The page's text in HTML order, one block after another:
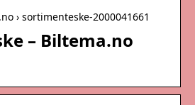
› sortimenteske-2000041661
– Biltema.no